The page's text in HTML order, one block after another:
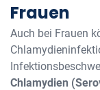
Frauen
Auch bei Frauen
Chlamydien